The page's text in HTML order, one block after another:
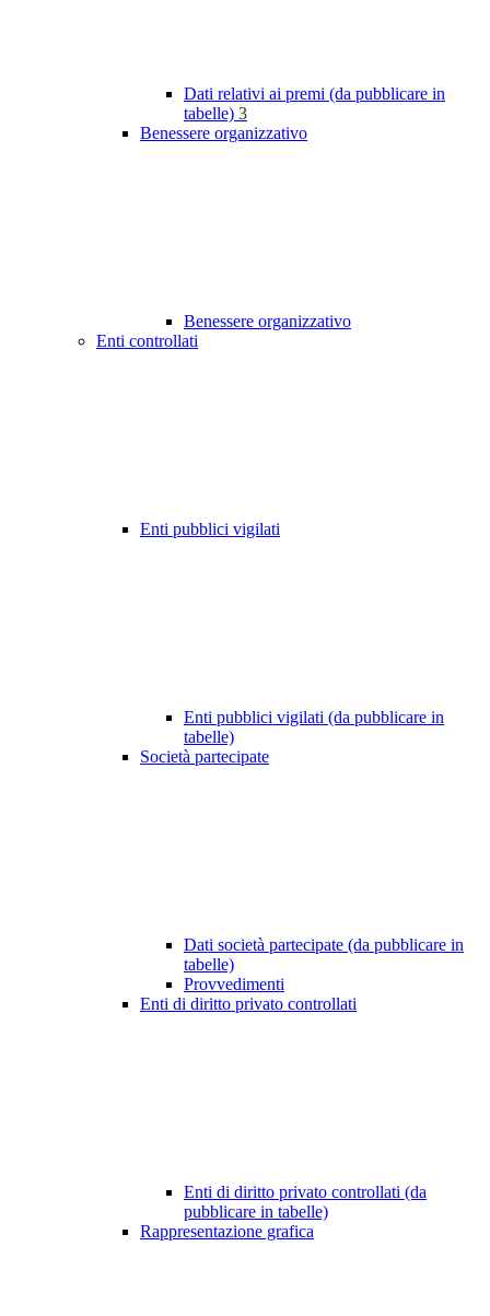
Dati relativi ai premi (da pubblicare in
tabelle) 3
Benessere organizzativo
Benessere organizzativo
Enti controllati
Enti pubblici vigilati
Enti pubblici vigilati (da pubblicare in
tabelle)
Società partecipate
Dati società partecipate (da pubblicare in
tabelle)
Provvedimenti
Enti di diritto privato controllati
Enti di diritto privato controllati (da
pubblicare in tabelle)
Rappresentazione grafica